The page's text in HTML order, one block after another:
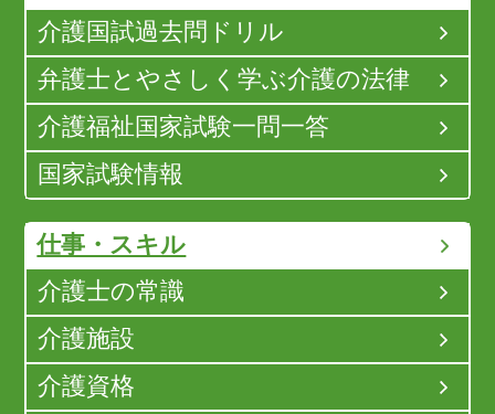
介護国試過去問ドリル
弁護士とやさしく学ぶ介護の法律
介護福祉国家試験一問一答
国家試験情報
仕事・スキル
介護士の常識
介護施設
介護資格